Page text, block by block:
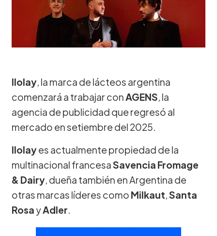
Ilolay, la marca de lácteos argentina
comenzará a trabajar con AGENS, la
agencia de publicidad que regresó al
mercado en setiembre del 2025.
Ilolayes actualmente propiedad de la
multinacional francesaSavencia Fromage
& Dairy, dueña también en Argentina de
otras marcas líderes como Milkaut, Santa
Rosa yAdler.